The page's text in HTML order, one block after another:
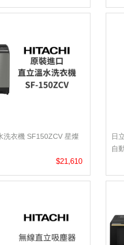
洗衣機 SF150ZCV 星燦
$21,610
日
自